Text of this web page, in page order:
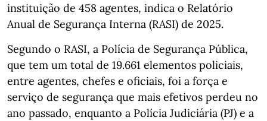
instituição de 458 agentes, indica o Relatório
Anual de Segurança Interna (RASI) de 2025.
Segundo o RASI, a Polícia de Segurança Pública,
que tem um total de 19.661 elementos policiais,
entre agentes, chefes e oficiais, foi a força e
serviço de segurança que mais efetivos perdeu no
ano passado, enquanto a Polícia Judiciária (PJ) e a